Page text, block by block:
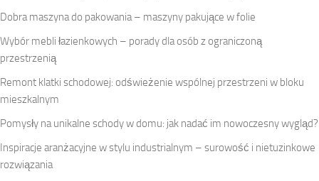
Dobra maszyna do pakowania – maszyny pakujące w folie
Wybór mebli łazienkowych – porady dla osób z ograniczoną
przestrzenią
Remont klatki schodowej: odświeżenie wspólnej przestrzeni w bloku
mieszkalnym
Pomysły na unikalne schody w domu: jak nadać im nowoczesny wygląd?
Inspiracje aranżacyjne w stylu industrialnym – surowość i nietuzinkowe
rozwiązania